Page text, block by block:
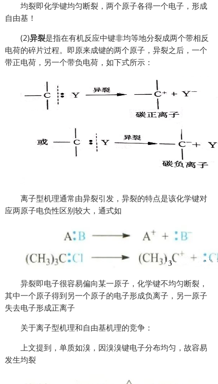
均裂即化学键均匀断裂，两个原子各得一个电子，形成
自由基！
(2)异裂是指在有机反应中键非均等地分裂成两个带相反
电荷的碎片过程。即原来成键的两个原子，异裂之后，一个
带正电荷，另一个带负电荷，如下式所示：
离子型机理通常由异裂引发，异裂的特点是该化学键对
应两原子电负性区别较大，通式如
异裂即电子很容易偏向某一原子，化学键不均匀断裂，
其中一个原子得到另一个原子的电子形成负离子，另一原子
失去电子形成正离子
关于离子型机理和自由基机理的竞争：
上文提到，单质如溴，因溴溴键电子分布均匀，故容易
发生均裂